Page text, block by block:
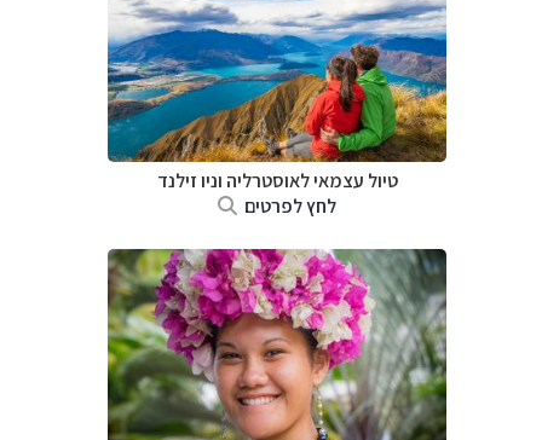
טיול עצמאי לאוסטרליה וניו זילנד
לחץ לפרטים